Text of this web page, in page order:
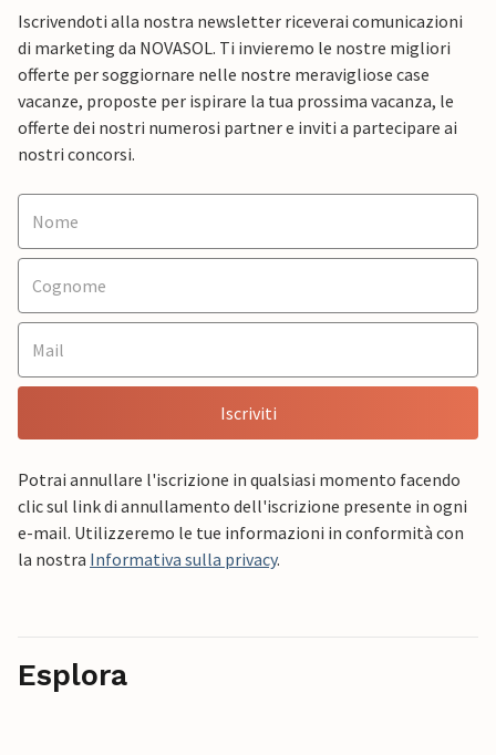
Iscrivendoti alla nostra newsletter riceverai comunicazioni
di marketing da NOVASOL. Ti invieremo le nostre migliori
offerte per soggiornare nelle nostre meravigliose case
vacanze, proposte per ispirare la tua prossima vacanza, le
offerte dei nostri numerosi partner e inviti a partecipare ai
nostri concorsi.
Iscriviti
Potrai annullare l'iscrizione in qualsiasi momento facendo
clic sul link di annullamento dell'iscrizione presente in ogni
e-mail. Utilizzeremo le tue informazioni in conformità con
la nostra Informativa sulla privacy.
Esplora